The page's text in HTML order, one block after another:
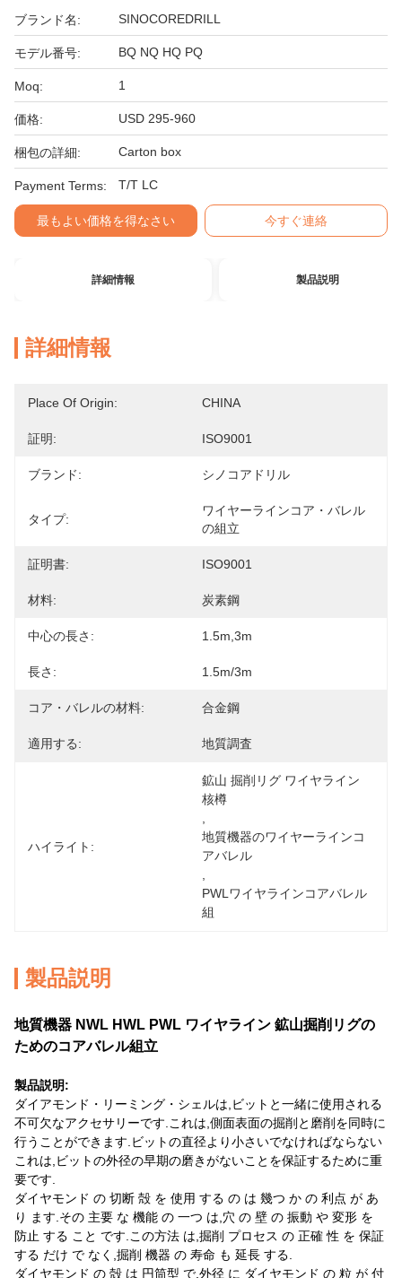
ブランド名: SINOCOREDRILL
モデル番号: BQ NQ HQ PQ
Moq: 1
価格: USD 295-960
梱包の詳細: Carton box
Payment Terms: T/T LC
最もよい価格を得なさい 今すぐ連絡
詳細情報 製品説明
詳細情報
Place Of Origin: CHINA
証明: ISO9001
ブランド: シノコアドリル
タイプ:
ワイヤーラインコア・バレル
の組立
証明書: ISO9001
材料: 炭素鋼
中心の長さ: 1.5m,3m
長さ: 1.5m/3m
コア・バレルの材料: 合金鋼
適用する: 地質調査
ハイライト:
鉱山 掘削リグ ワイヤライン
核樽
地質機器のワイヤーラインコ
アバレル
PWLワイヤラインコアバレル
組
製品説明
地質機器 NWL HWL PWL ワイヤライン 鉱山掘削リグの
ためのコアバレル組立
製品説明:
ダイアモンド・リーミング・シェルは,ビットと一緒に使用される
不可欠なアクセサリーです.これは,側面表面の掘削と磨削を同時に
行うことができます.ビットの直径より小さいでなければならない
これは,ビットの外径の早期の磨きがないことを保証するために重
要です.
ダイヤモンド の 切断 殻 を 使用 する の は 幾つ か の 利点 が あ
り ます.その 主要 な 機能 の 一つ は,穴 の 壁 の 振動 や 変形 を
防止 する こと です.この方法 は,掘削 プロセス の 正確 性 を 保証
する だけ で なく,掘削 機器 の 寿命 も 延長 する.
ダイヤモンド の 殻 は 円筒型 で,外径 に ダイヤモンド の 粒 が 付